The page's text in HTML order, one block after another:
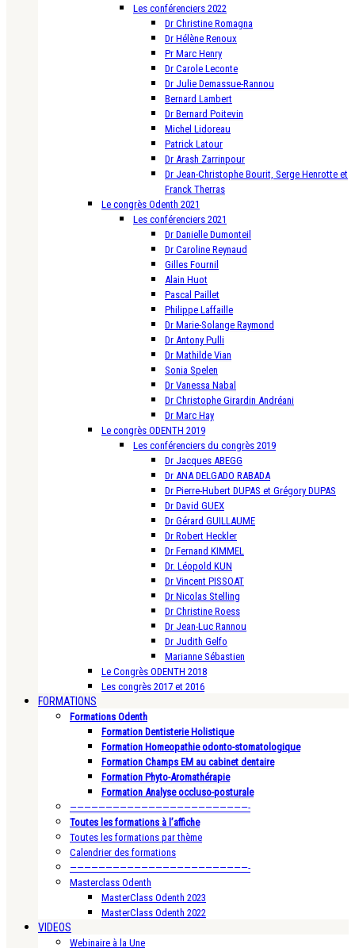
Les conférenciers 2022
Dr Christine Romagna
Dr Hélène Renoux
Pr Marc Henry
Dr Carole Leconte
Dr Julie Demassue-Rannou
Bernard Lambert
Dr Bernard Poitevin
Michel Lidoreau
Patrick Latour
Dr Arash Zarrinpour
Dr Jean-Christophe Bourit, Serge Henrotte et
Franck Therras
Le congrès Odenth 2021
Les conférenciers 2021
Dr Danielle Dumonteil
Dr Caroline Reynaud
Gilles Fournil
Alain Huot
Pascal Paillet
Philippe Laffaille
Dr Marie-Solange Raymond
Dr Antony Pulli
Dr Mathilde Vian
Sonia Spelen
Dr Vanessa Nabal
Dr Christophe Girardin Andréani
Dr Marc Hay
Le congrès ODENTH 2019
Les conférenciers du congrès 2019
Dr Jacques ABEGG
Dr ANA DELGADO RABADA
Dr Pierre-Hubert DUPAS et Grégory DUPAS
Dr David GUEX
Dr Gérard GUILLAUME
Dr Robert Heckler
Dr Fernand KIMMEL
Dr. Léopold KUN
Dr Vincent PISSOAT
Dr Nicolas Stelling
Dr Christine Roess
Dr Jean-Luc Rannou
Dr Judith Gelfo
Marianne Sébastien
Le Congrès ODENTH 2018
Les congrès 2017 et 2016
FORMATIONS
Formations Odenth
Formation Dentisterie Holistique
Formation Homeopathie odonto-stomatologique
Formation Champs EM au cabinet dentaire
Formation Phyto-Aromathérapie
Formation Analyse occluso-posturale
—————————————————————————-
Toutes les formations à l’affiche
Toutes les formations par thème
Calendrier des formations
—————————————————————————-
Masterclass Odenth
MasterClass Odenth 2023
MasterClass Odenth 2022
VIDEOS
Webinaire à la Une